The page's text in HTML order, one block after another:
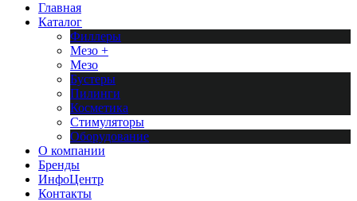
Главная
Каталог
Филлеры
Мезо +
Мезо
Бустеры
Пилинги
Косметика
Стимуляторы
Оборудование
О компании
Бренды
ИнфоЦентр
Контакты